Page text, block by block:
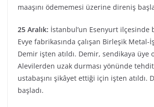
maaşını ödememesi üzerine direniş
25 Aralık: İstanbul’un Esenyurt ilçesinde
Evye fabrikasında çalışan Birleşik Metal-
Demir işten atıldı. Demir, sendikaya üye
Alevilerden uzak durması yönünde
ustabaşını şikâyet ettiği için işten atıldı.
başladı.